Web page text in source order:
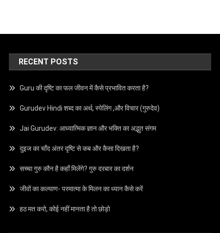
RECENT POSTS
Guru की दृष्टि का फल जीवन में कैसे प्रभावित करता है?
Gurudev Hindi शब्द का अर्थ, स्पेलिंग ,और विचार (गुरुदेव)
Jai Gurudev: आध्यात्मिक ज्ञान और भक्ति का अद्भुत संगम
दुइज का चाँद अंतर दृष्टि से कब और कैसा दिखता है?
सच्चा गुरु कौन है कहाँ मिलेंगे? गुरु दरबार का दर्शन
जीवों का कल्याण- परमात्मा के मिलन का ध्यान कैसे करें
हठ मत करो, कोई नहीं मानता है तो छोड़ो